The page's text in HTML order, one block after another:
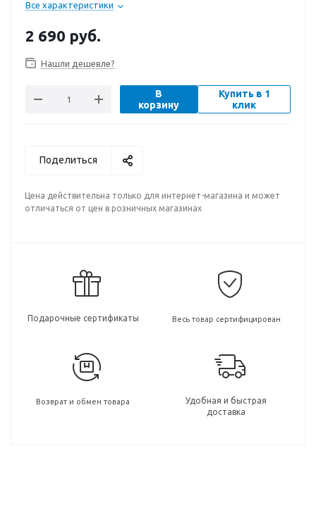
Все характеристики
2 690 руб.
Нашли дешевле?
В
корзину
Купить в 1
клик
Поделиться
Цена действительна только для интернет-магазина и может
отличаться от цен в розничных магазинах
Подарочные сертификаты Весь товар сертифицирован
Возврат и обмен товара
Удобная и быстрая
доставка